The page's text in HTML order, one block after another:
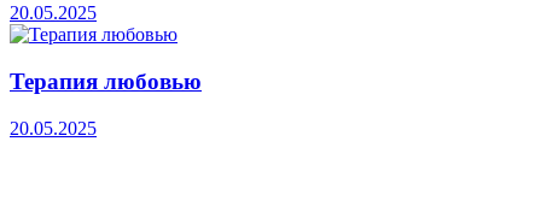
20.05.2025
Терапия любовью
20.05.2025